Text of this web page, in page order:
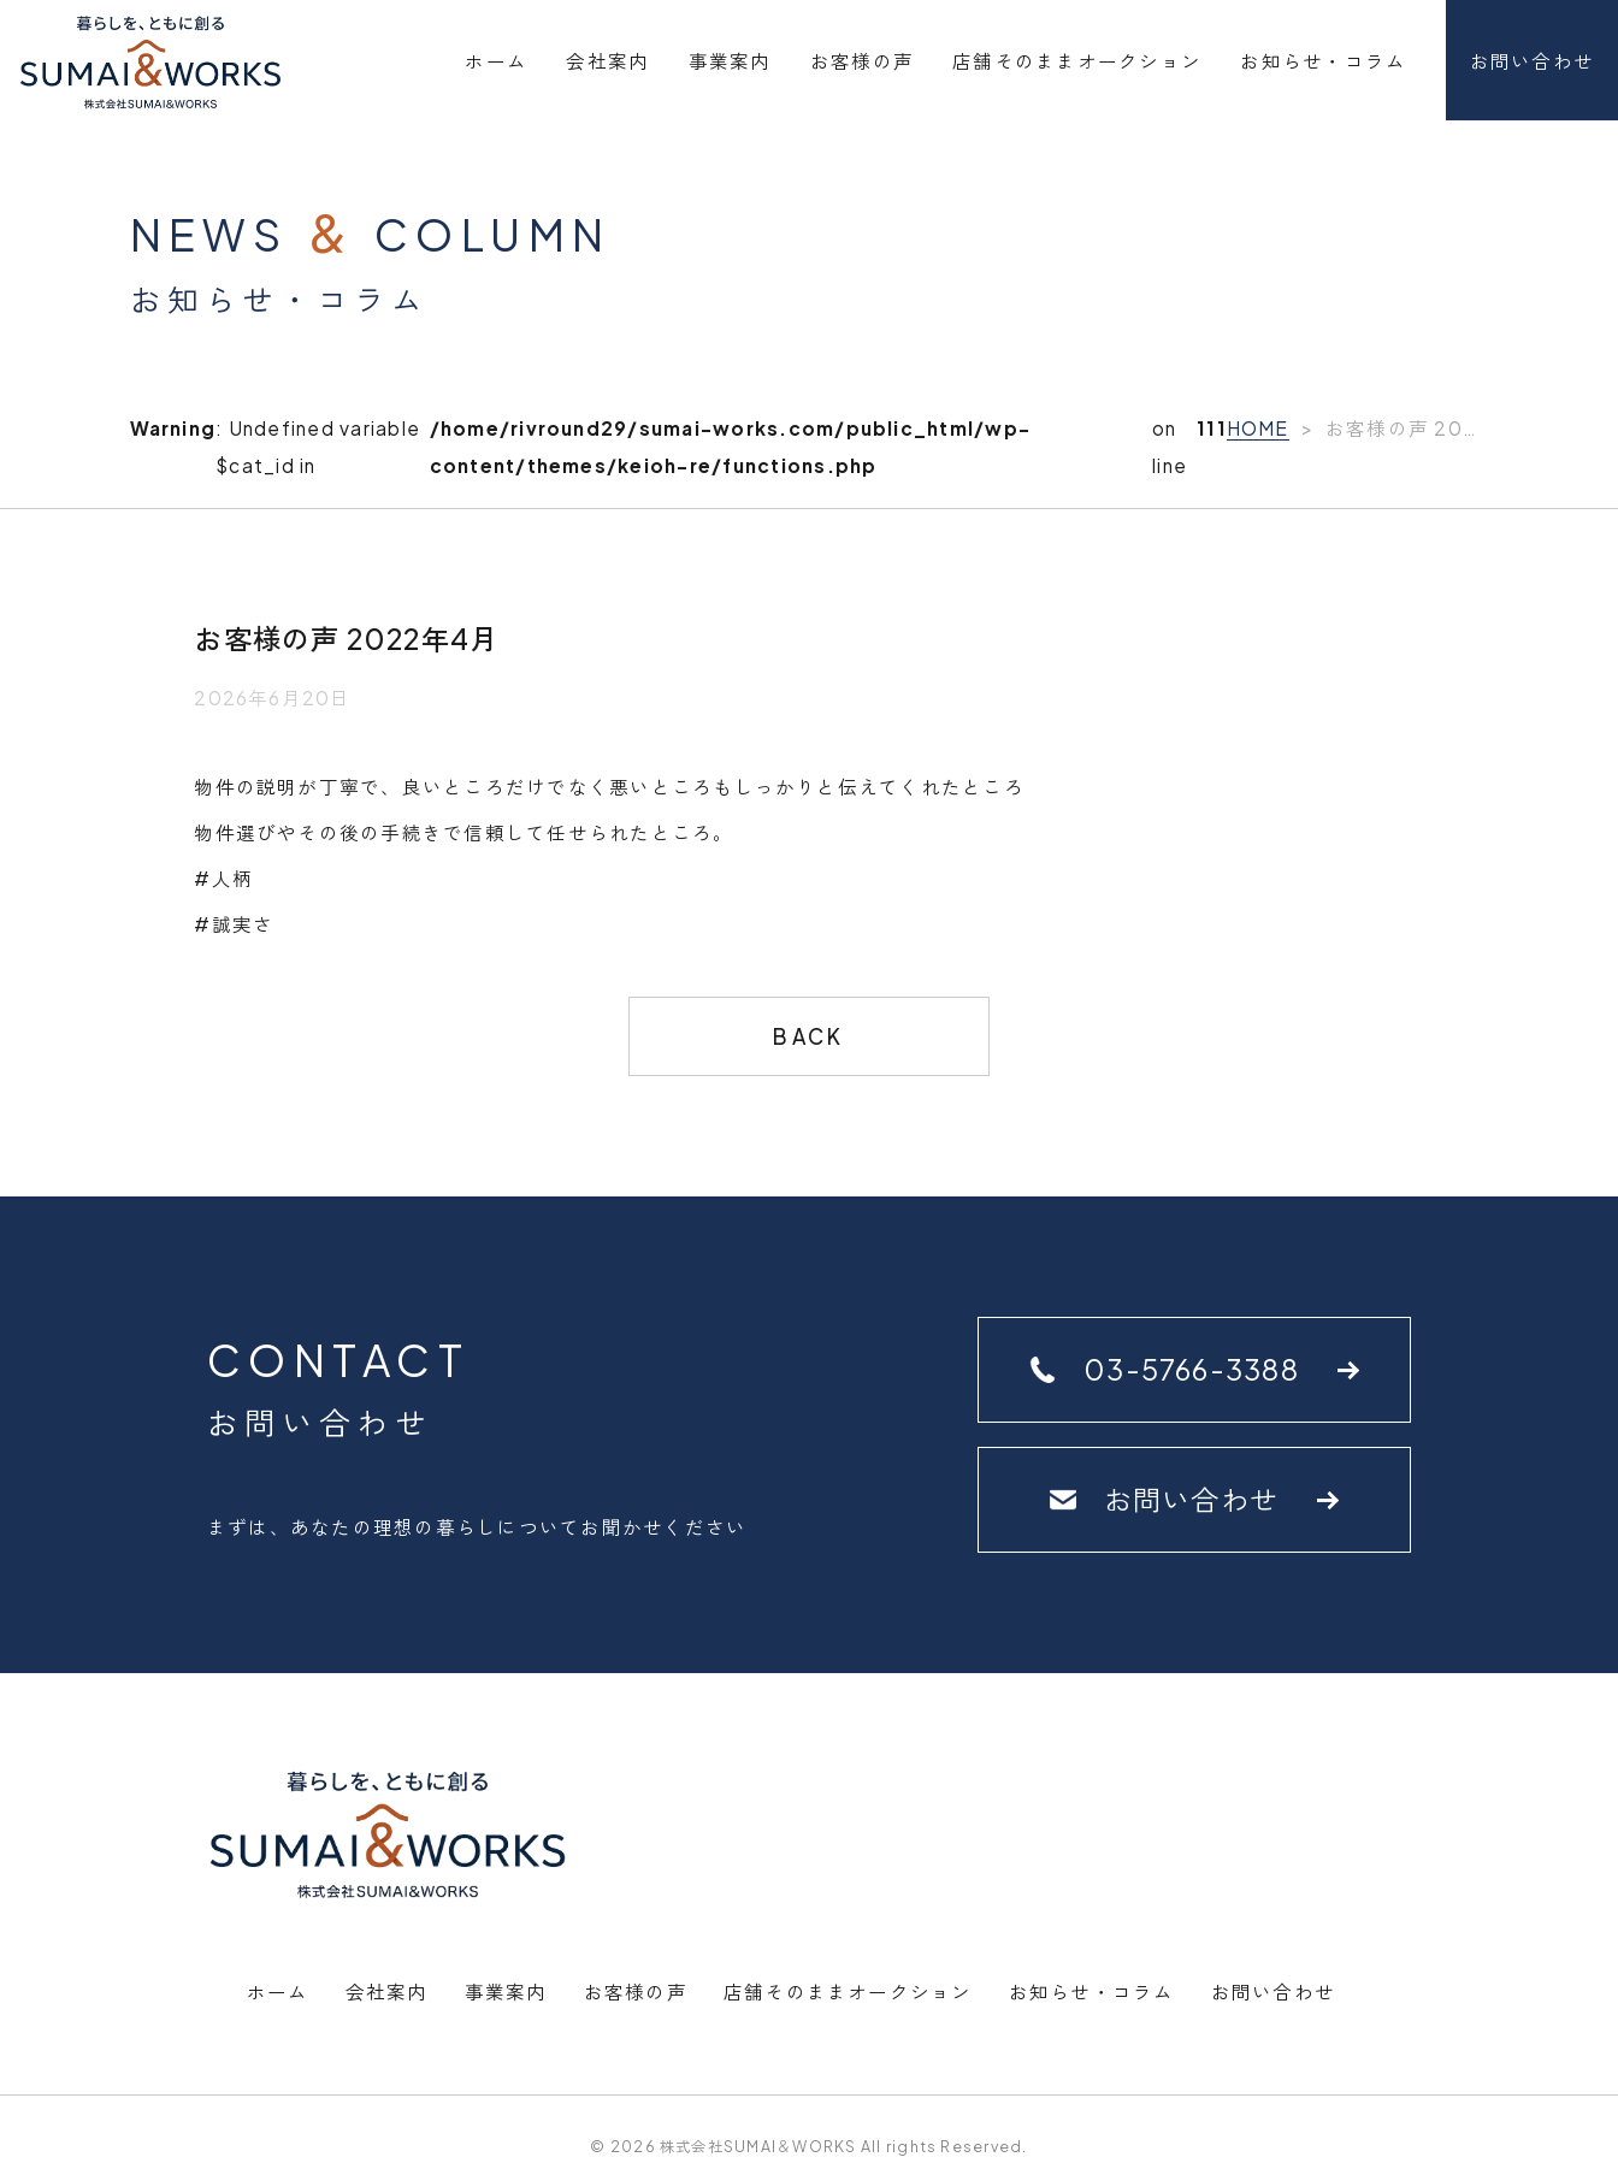
ホーム 会社案内 事業案内 お客様の声 店舗そのままオークション お知らせ・コラム お問い合わせ
NEWS ＆ COLUMN
お知らせ・コラム
Warning: Undefined variable
$cat_id in
/home/rivround29/sumai-works.com/public_html/wp-
content/themes/keioh-re/functions.php
on
line
111HOME >
お客様の声 2022年4月
2026年6月20日
物件の説明が丁寧で、良いところだけでなく悪いところもしっかりと伝えてくれたところ
物件選びやその後の手続きで信頼して任せられたところ。
#人柄
#誠実さ
BACK
CONTACT
お問い合わせ
まずは、あなたの理想の暮らしについてお聞かせください
03-5766-3388
お問い合わせ
ホーム 会社案内 事業案内 お客様の声 店舗そのままオークション お知らせ・コラム お問い合わせ
© 2026 株式会社SUMAI＆WORKS All rights Reserved.